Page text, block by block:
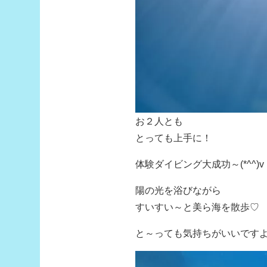
お２人とも
とっても上手に！
体験ダイビング大成功～(*^^)v
陽の光を浴びながら
すいすい～と美ら海を散歩♡
と～っても気持ちがいいです